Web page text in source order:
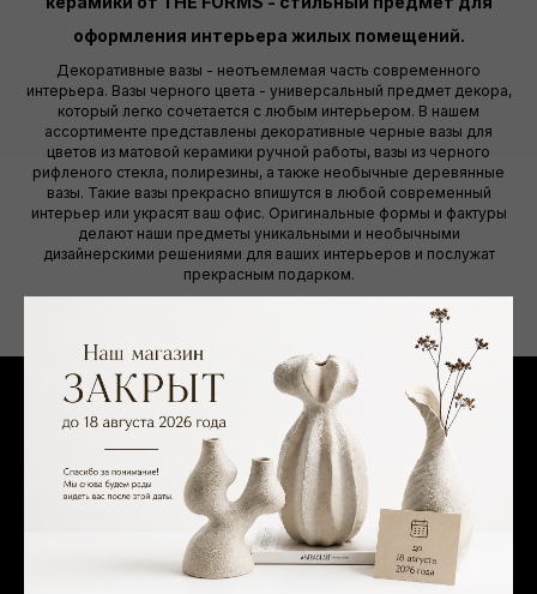
оформления интерьера жилых помещений.
Декоративные вазы - неотъемлемая часть современного
интерьера. Вазы черного цвета - универсальный предмет декора,
который легко сочетается с любым интерьером. В нашем
ассортименте представлены декоративные черные вазы для
цветов из матовой керамики ручной работы, вазы из черного
рифленого стекла, полирезины, а также необычные деревянные
вазы. Такие вазы прекрасно впишутся в любой современный
интерьер или украсят ваш офис. Оригинальные формы и фактуры
делают наши предметы уникальными и необычными
дизайнерскими решениями для ваших интерьеров и послужат
прекрасным подарком.
ИП Захаров Максим
Вячеславович
ОГРНИП: 325774600164716
ИНН: 772206848828
КОНТАКТЫ
Тел.: +7 (499) 495-10-28
WhatsApp: +7 (903) 101-25-
66
Telegram: @theforms_shop